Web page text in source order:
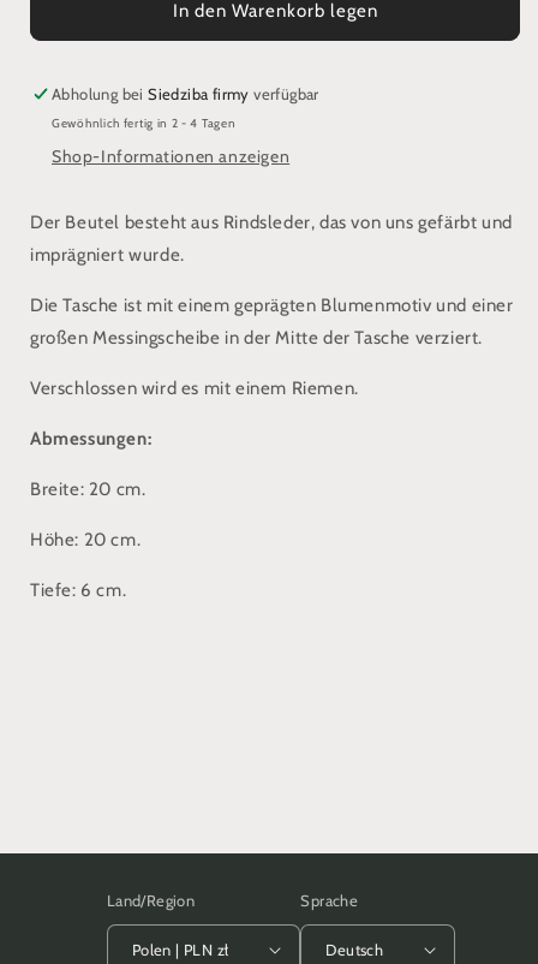
Messing
verzierte
Gürteltasche
im
Stil
für
Messing
verzierte
Gürteltasche
im
Stil
In den Warenkorb legen
Abholung beiSiedziba firmy verfügbar
Gewöhnlich fertig in 2 - 4 Tagen
Shop-Informationen anzeigen
Der Beutel besteht aus Rindsleder, das von uns gefärbt und
imprägniert wurde.
Die Tasche ist mit einem geprägten Blumenmotiv und einer
großen Messingscheibe in der Mitte der Tasche verziert.
Verschlossen wird es mit einem Riemen.
Abmessungen:
Breite: 20 cm.
Höhe: 20 cm.
Tiefe: 6 cm.
Land/Region
Polen | PLN zł
Sprache
Deutsch